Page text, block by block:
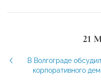
21
В Волгограде
корпоративного